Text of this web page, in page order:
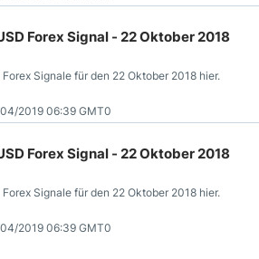
GBP/USD Forex Signal - 22 Oktober 2018
Signale für den 22 Oktober 2018 hier.
2019 06:39 GMT0
BTC/USD Forex Signal - 22 Oktober 2018
Signale für den 22 Oktober 2018 hier.
2019 06:39 GMT0